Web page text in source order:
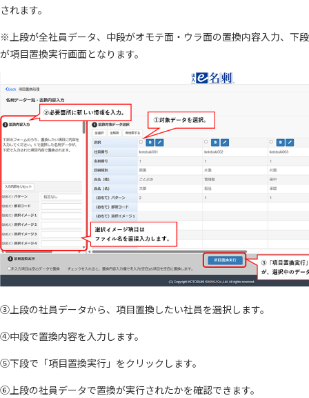
されます。
※上段が全社員データ、中段がオモテ面・ウラ面の置換内容入力、下段
が項目置換実行画面となります。
③上段の社員データから、項目置換したい社員を選択します。
④中段で置換内容を入力します。
⑤下段で「項目置換実行」をクリックします。
⑥上段の社員データで置換が実行されたかを確認できます。